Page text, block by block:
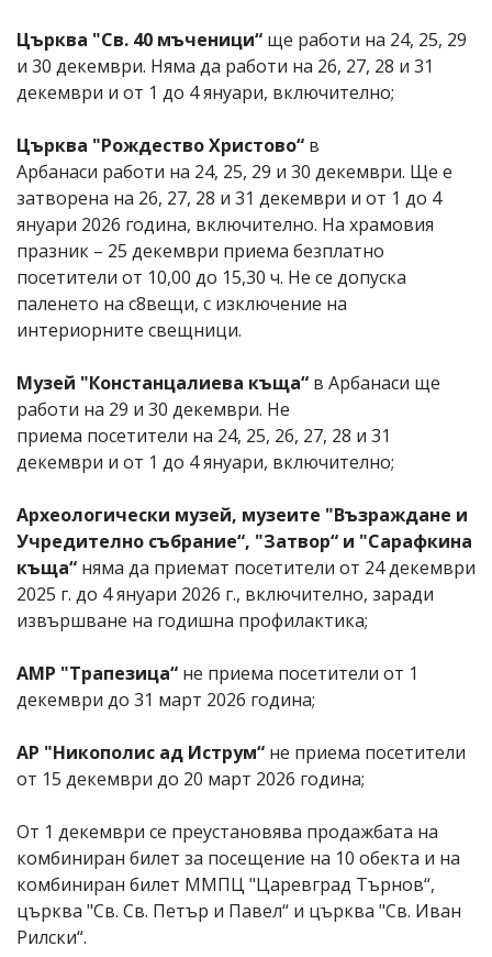
Църква "Св. 40 мъченици“ ще работи на 24, 25, 29
и 30 декември. Няма да работи на 26, 27, 28 и 31
декември и от 1 до 4 януари, включително;
Църква "Рождество Христово“ в
Арбанаси работи на 24, 25, 29 и 30 декември. Ще е
затворена на 26, 27, 28 и 31 декември и от 1 до 4
януари 2026 година, включително. На храмовия
празник – 25 декември приема безплатно
посетители от 10,00 до 15,30 ч. Не се допуска
паленето на с8вещи, с изключение на
интериорните свещници.
Музей "Констанцалиева къща“ в Арбанаси ще
работи на 29 и 30 декември. Не
приема посетители на 24, 25, 26, 27, 28 и 31
декември и от 1 до 4 януари, включително;
Археологически музей, музеите "Възраждане и
Учредително събрание“, "Затвор“ и "Сарафкина
къща“ няма да приемат посетители от 24 декември
2025 г. до 4 януари 2026 г., включително, заради
извършване на годишна профилактика;
АМР "Трапезица“ не приема посетители от 1
декември до 31 март 2026 година;
АР "Никополис ад Иструм“ не приема посетители
от 15 декември до 20 март 2026 година;
От 1 декември се преустановява продажбата на
комбиниран билет за посещение на 10 обекта и на
комбиниран билет ММПЦ "Царевград Търнов“,
църква "Св. Св. Петър и Павел“ и църква "Св. Иван
Рилски“.